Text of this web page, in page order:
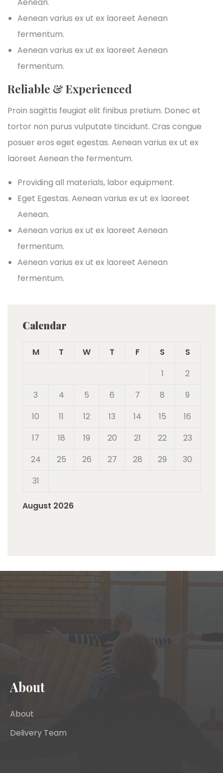
Aenean varius ex ut ex laoreet Aenean
fermentum.
Aenean varius ex ut ex laoreet Aenean
fermentum.
Reliable & Experienced
Proin sagittis feugiat elit finibus pretium. Donec et
tortor non purus vulputate tincidunt. Cras congue
posuer eros eget egestas. Aenean varius ex ut ex
laoreet Aenean the fermentum.
Providing all materials, labor equipment.
Eget Egestas. Aenean varius ex ut ex laoreet
Aenean.
Aenean varius ex ut ex laoreet Aenean
fermentum.
Aenean varius ex ut ex laoreet Aenean
fermentum.
Calendar
August 2026
M T W T F S
S
1
2
3
4 5 6 7 8
9
10
11 12 13 14 15
16
17
18 19 20 21 22
23
24
25 26 27 28 29
30
31
About
About
Delivery Team